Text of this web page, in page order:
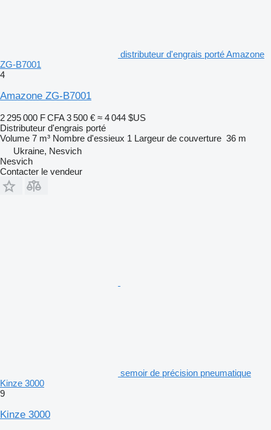
distributeur d'engrais porté Amazone
ZG-B7001
4
Amazone ZG-B7001
2 295 000 F CFA 3 500 € ≈ 4 044 $US
Distributeur d'engrais porté
Volume 7 m³ Nombre d'essieux 1 Largeur de couverture 36 m
Ukraine, Nesvich
Nesvich
Contacter le vendeur
semoir de précision pneumatique
Kinze 3000
9
Kinze 3000